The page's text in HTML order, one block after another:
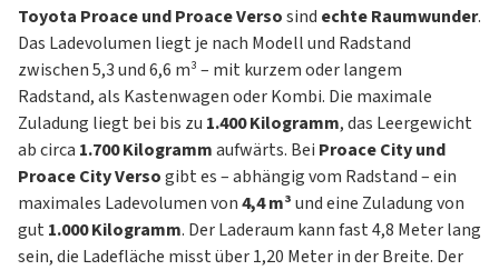
Toyota Proace und Proace Versosind echte Raumwunder.
Das Ladevolumen liegt je nach Modell und Radstand
zwischen 5,3 und 6,6 m³ – mit kurzem oder langem
Radstand, als Kastenwagen oder Kombi. Die maximale
Zuladung liegt bei bis zu 1.400 Kilogramm, das Leergewicht
ab circa 1.700 Kilogrammaufwärts. Bei Proace City und
Proace City Versogibt es – abhängig vom Radstand – ein
maximales Ladevolumen von4,4 m³und eine Zuladung von
gut 1.000 Kilogramm. Der Laderaum kann fast 4,8 Meter lang
sein, die Ladefläche misst über 1,20 Meter in der Breite. Der